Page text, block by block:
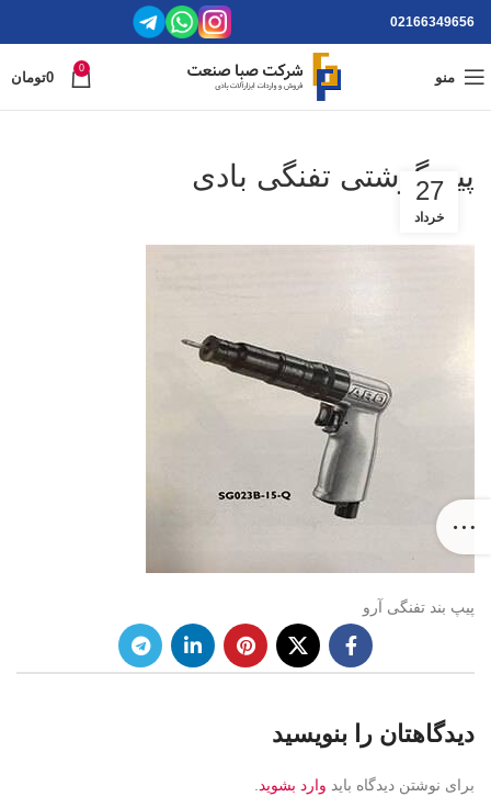
02166349656
منو
0
0تومان
پیچ گوشتی تفنگی بادی
27
خرداد
پیپ بند تفنگی آرو
دیدگاهتان را بنویسید
برای نوشتن دیدگاه باید وارد بشوید